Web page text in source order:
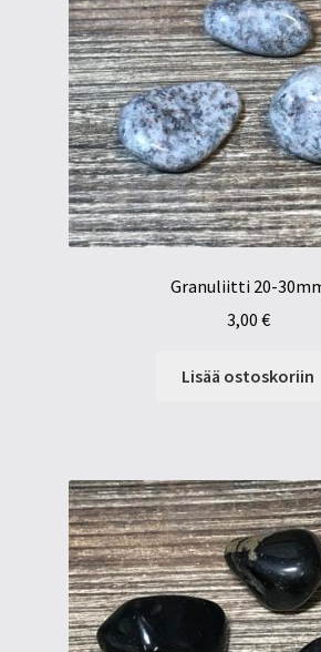
Granuliitti 20-
3,00 €
Lisää ostoskoriin